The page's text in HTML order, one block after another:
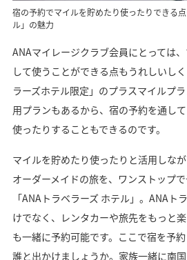
宿の予約でマイルを貯めたり使ったりできる
ル」の魅力
ANAマイレージクラブ会員にとっては
して使うことができる点もうれしいし
ラーズホテル限定」のプラスマイルプ
用プランもあるから、宿の予約を通し
使ったりすることもできるのです。
マイルを貯めたり使ったりと活用しな
オーダーメイドの旅を、ワンストップ
「ANAトラベラーズ ホテル」。ANAト
けでなく、レンタカーや旅先をもっと
も一緒に予約可能です。ここで宿を予
誰と出かけましょうか。家族一緒に南国